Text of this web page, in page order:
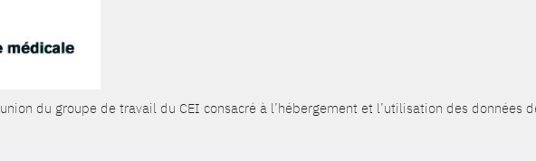
du groupe de travail du CEI consacré à l’hébergement et l’utilisation des données